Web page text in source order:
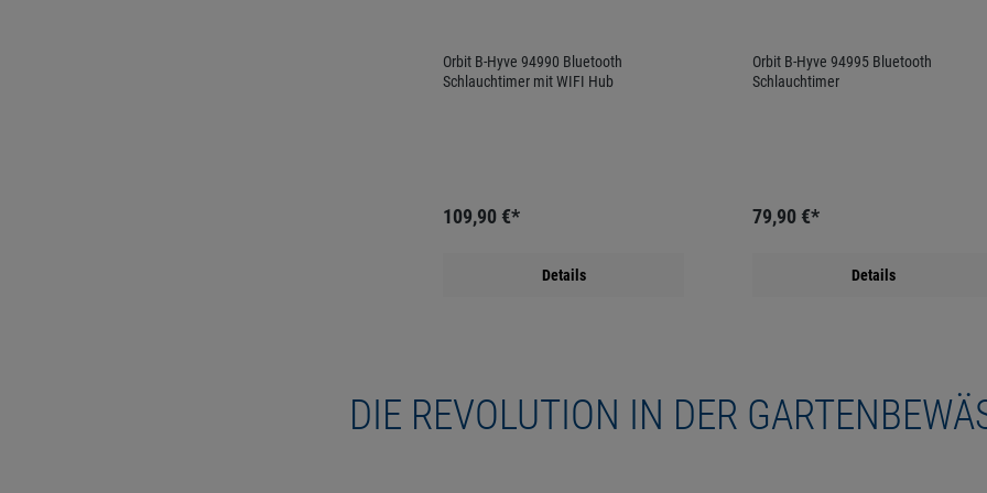
Orbit B-Hyve 94990 Bluetooth
Schlauchtimer mit WIFI Hub
109,90 €*
Details
Orbit B-Hyve 94995 Bluetooth
Schlauchtimer
79,90 €*
Details
DIE REVOLUTION IN DER